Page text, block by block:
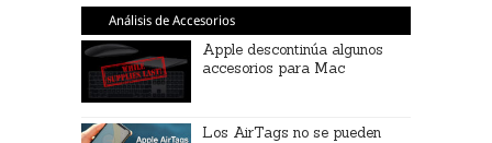
Análisis de Accesorios
Apple descontinúa algunos
accesorios para Mac
Los AirTags no se pueden